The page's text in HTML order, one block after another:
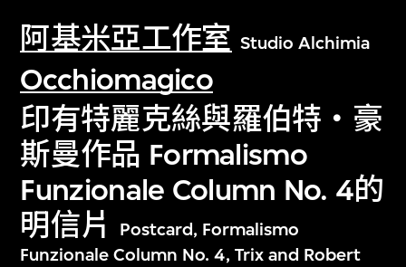
阿基米亞工作室 Studio Alchimia
Occhiomagico
印有特麗克絲與羅伯特‧豪
斯曼作品 Formalismo
Funzionale Column No. 4的
明信片
Postcard, Formalismo
Funzionale Column No. 4, Trix and Robert
文化藏品。